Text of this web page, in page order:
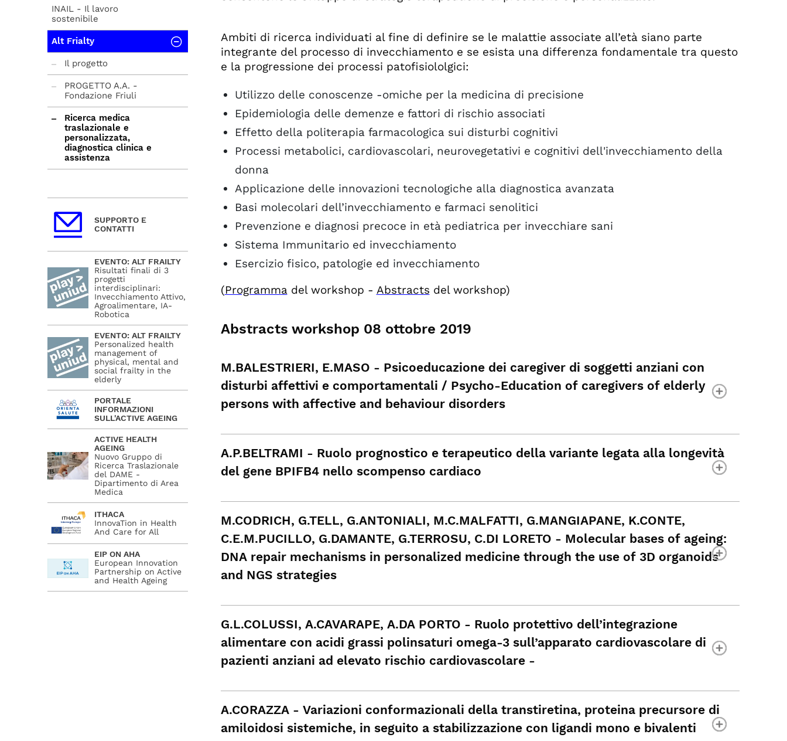
Ambiti di ricerca individuati al fine di definire se le malattie associate all’età siano parte
integrante del processo di invecchiamento e se esista una differenza fondamentale tra questo
e la progressione dei processi patofisiololgici:
Utilizzo delle conoscenze -omiche per la medicina di precisione
Epidemiologia delle demenze e fattori di rischio associati
Effetto della politerapia farmacologica sui disturbi cognitivi
Processi metabolici, cardiovascolari, neurovegetativi e cognitivi dell'invecchiamento della
donna
Applicazione delle innovazioni tecnologiche alla diagnostica avanzata
Basi molecolari dell’invecchiamento e farmaci senolitici
Prevenzione e diagnosi precoce in età pediatrica per invecchiare sani
Sistema Immunitario ed invecchiamento
Esercizio fisico, patologie ed invecchiamento
(Programmadel workshop - Abstracts del workshop)
Abstracts workshop 08 ottobre 2019
M.BALESTRIERI, E.MASO - Psicoeducazione dei caregiver di soggetti anziani con
disturbi affettivi e comportamentali / Psycho-Education of caregivers of elderly
persons with affective and behaviour disorders
A.P.BELTRAMI - Ruolo prognostico e terapeutico della variante legata alla longevità
del gene BPIFB4 nello scompenso cardiaco
M.CODRICH, G.TELL, G.ANTONIALI, M.C.MALFATTI, G.MANGIAPANE, K.CONTE,
C.E.M.PUCILLO, G.DAMANTE, G.TERROSU, C.DI LORETO - Molecular bases of ageing:
DNA repair mechanisms in personalized medicine through the use of 3D organoids
and NGS strategies
G.L.COLUSSI, A.CAVARAPE, A.DA PORTO - Ruolo protettivo dell’integrazione
alimentare con acidi grassi polinsaturi omega-3 sull’apparato cardiovascolare di
pazienti anziani ad elevato rischio cardiovascolare -
A.CORAZZA - Variazioni conformazionali della transtiretina, proteina precursore di
amiloidosi sistemiche, in seguito a stabilizzazione con ligandi mono e bivalenti
Benessere e
prevenzione
Infrastrutture e
tecnologie per l'active
ageing
Ricerca medica
traslazionale e
diagnostica clinica e
assistenza
Welfare e narrazioni
per società e comunità
INAIL - Il lavoro
sostenibile
Alt Frialty
Il progetto
PROGETTO A.A. -
Fondazione Friuli
Ricerca medica
traslazionale e
personalizzata,
diagnostica clinica e
assistenza
SUPPORTO E
CONTATTI
EVENTO: ALT FRAILTY
Risultati finali di 3
progetti
interdisciplinari:
Invecchiamento Attivo,
Agroalimentare, IA-
Robotica
EVENTO: ALT FRAILTY
Personalized health
management of
physical, mental and
social frailty in the
elderly
PORTALE
INFORMAZIONI
SULL'ACTIVE AGEING
ACTIVE HEALTH
AGEING
Nuovo Gruppo di
Ricerca Traslazionale
del DAME -
Dipartimento di Area
Medica
ITHACA
InnovaTion in Health
And Care for All
EIP ON AHA
European Innovation
Partnership on Active
and Health Ageing